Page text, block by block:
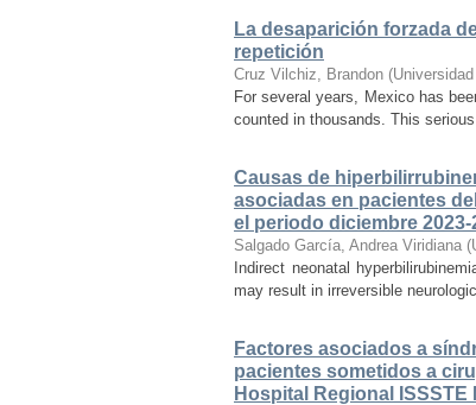
La desaparición forzada
repetición
Cruz Vilchiz, Brandon (
For several years, Mexico has
counted in thousands. This
Causas de
asociadas en pacientes
el periodo diciembre 2023-
Salgado García, Andrea Viridiana (
Indirect neonatal
may result in irreversible
Factores asociados a
pacientes sometidos a
Hospital Regional